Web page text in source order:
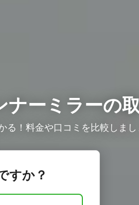
ーミラーの
！料金や口コミを比較しまし
すか？